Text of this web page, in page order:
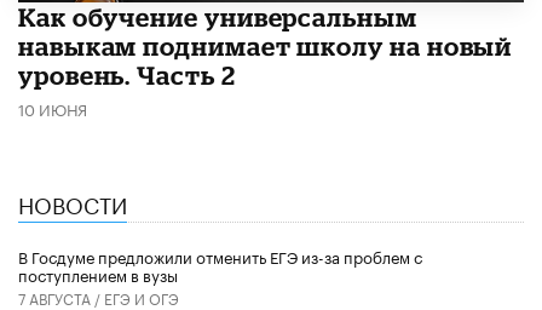
​Как обучение универсальным
навыкам поднимает школу на новый
уровень. Часть 2
10 ИЮНЯ
НОВОСТИ
В Госдуме предложили отменить ЕГЭ из-за проблем с
поступлением в вузы
7 АВГУСТА / ЕГЭ И ОГЭ